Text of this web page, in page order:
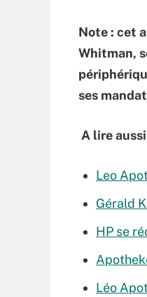
Note : cet
Whitman,
ses
A lire
Leo
Gérald
HP se
Léo